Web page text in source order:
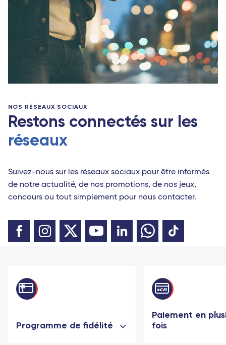
NOS RÉSEAUX SOCIAUX
Restons connectés sur les
réseaux
Suivez-nous sur les réseaux sociaux pour être informés
de notre actualité, de nos promotions, de nos jeux,
concours ou tout simplement pour nous contacter.
Programme de fidélité
Paiement en
fois